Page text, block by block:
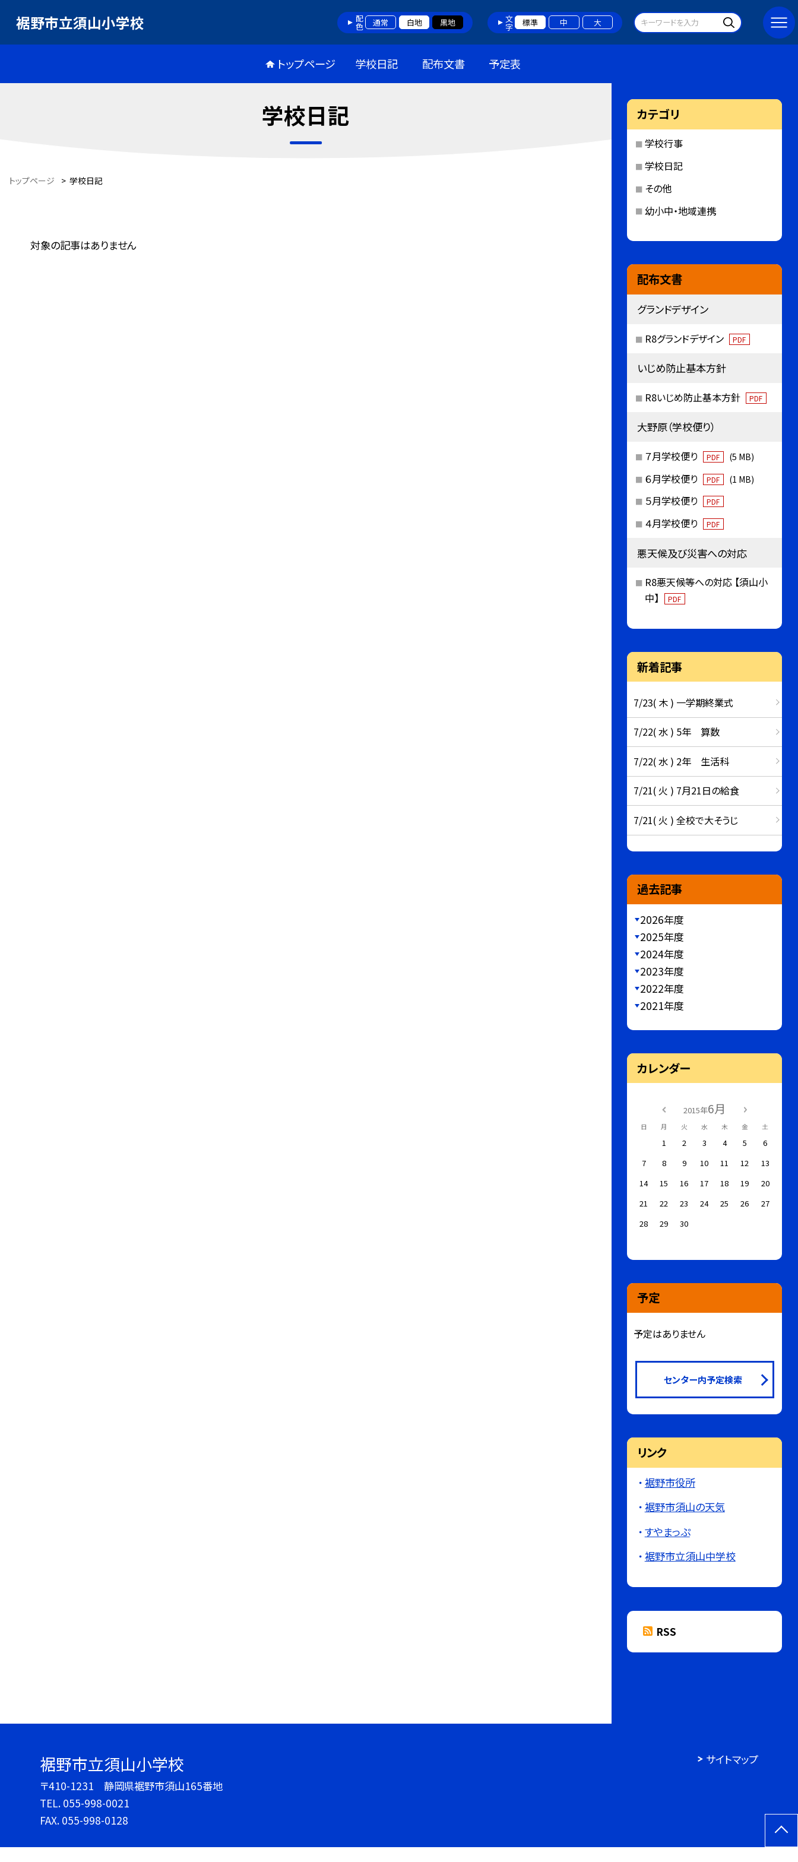
裾野市立須山小学校 配色 通常 白地 黒地 文字 標準 中 大
トップページ 学校日記 配布文書 予定表
学校日記
トップページ > 学校日記
対象の記事はありません
カテゴリ
学校行事
学校日記
その他
幼小中・地域連携
配布文書
グランドデザイン
R8グランドデザイン PDF
いじめ防止基本方針
R8いじめ防止基本方針 PDF
大野原（学校便り）
７月学校便り PDF (5 MB)
６月学校便り PDF (1 MB)
５月学校便り PDF
４月学校便り PDF
悪天候及び災害への対応
R8悪天候等への対応 【須山小
中】
PDF
新着記事
7/23( 木 ) 一学期終業式
7/22( 水 ) 5年 算数
7/22( 水 ) 2年 生活科
7/21( 火 ) 7月21日の給食
7/21( 火 ) 全校で大そうじ
過去記事
2026年度
2025年度
2024年度
2023年度
2022年度
2021年度
カレンダー
2015年6月
日 月 火 水 木 金 土
1 2 3 4 5
6
7
8 9 10 11 12
13
14
15 16 17 18 19
20
21
22 23 24 25 26
27
28
29 30
予定
予定はありません
センター内予定検索
リンク
裾野市役所
裾野市須山の天気
すやまっぷ
裾野市立須山中学校
RSS
裾野市立須山小学校
〒410-1231 静岡県裾野市須山165番地
TEL. 055-998-0021
FAX. 055-998-0128
サイトマップ